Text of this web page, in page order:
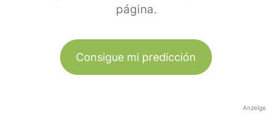
página.
Consigue mi predicción
Anzeige